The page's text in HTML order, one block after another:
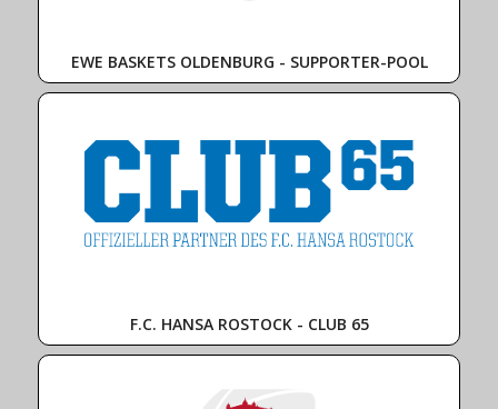
EWE BASKETS OLDENBURG - SUPPORTER-POOL
F.C. HANSA ROSTOCK - CLUB 65